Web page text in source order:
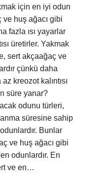
için en iyi odun
huş ağacı gibi
fazla ısı yayarlar
üretirler. Yakmak
sert akçaağaç ve
çünkü daha
kreozot kalıntısı
süre yanar?
odunu türleri,
süresine sahip
Bunlar
ve huş ağacı gibi
odunlardır. En
ve en…